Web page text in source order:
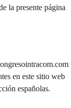
la presente página
en este sitio web
españolas.